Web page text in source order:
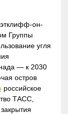
он-
Группы
угля
— к 2030
остров
российское
ТАСС,